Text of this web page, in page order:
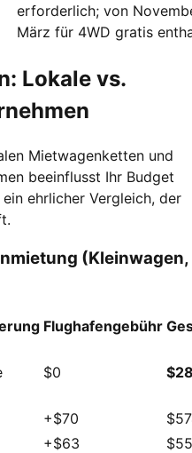
erforderlich; von
März für 4WD gratis
Lokale vs.
Mietwagenketten und
beeinflusst Ihr Budget
ehrlicher Vergleich, der
(Kleinwagen,
Flughafengebühr
$0
+$70
+$63